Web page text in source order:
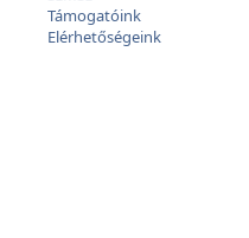
Támogatóink
Elérhetőségeink